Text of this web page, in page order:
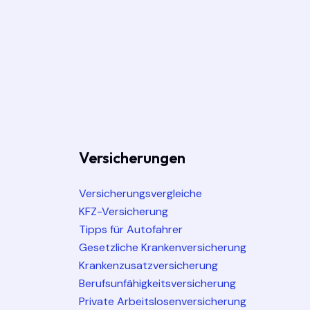
Versicherungen
Versicherungsvergleiche
KFZ-Versicherung
Tipps für Autofahrer
Gesetzliche Krankenversicherung
Krankenzusatzversicherung
Berufsunfähigkeitsversicherung
Private Arbeitslosenversicherung